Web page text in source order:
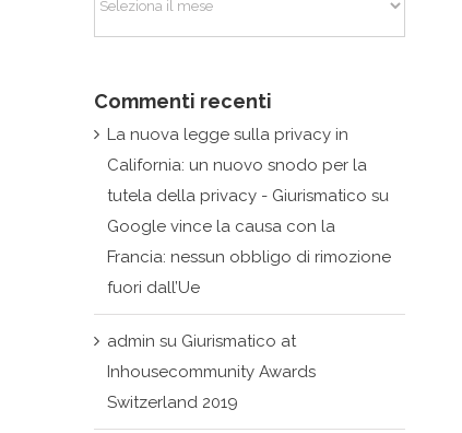
Commenti recenti
La nuova legge sulla privacy in
California: un nuovo snodo per la
tutela della privacy - Giurismatico su
Google vince la causa con la
Francia: nessun obbligo di rimozione
fuori dall’Ue
admin su Giurismatico at
Inhousecommunity Awards
Switzerland 2019